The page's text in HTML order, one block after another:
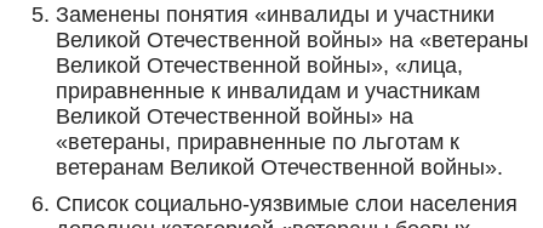
Заменены понятия «инвалиды и участники
Великой Отечественной войны» на «ветераны
Великой Отечественной войны», «лица,
приравненные к инвалидам и участникам
Великой Отечественной войны» на
«ветераны, приравненные по льготам к
ветеранам Великой Отечественной войны».
Список социально-уязвимые слои населения